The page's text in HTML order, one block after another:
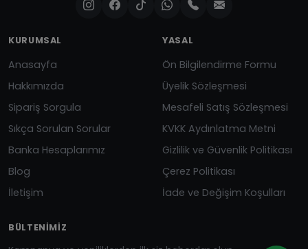
KURUMSAL
Anasayfa
Hakkımızda
Sipariş Sorgula
Sıkça Sorulan Sorular
Banka Hesaplarımız
Blog
İletişim
YASAL
Ön Bilgilendirme Formu
Üyelik Sözleşmesi
Mesafeli Satış Sözleşmesi
KVKK Aydınlatma Metni
Gizlilik ve Güvenlik Politikası
Çerez Politikası
İade ve Değişim Koşulları
BÜLTENIMIZ